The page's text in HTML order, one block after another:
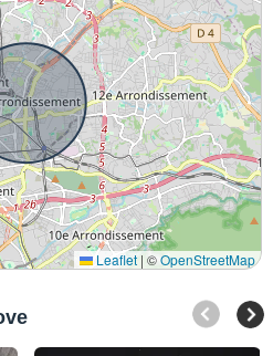
Leaflet | ©OpenStreetMap